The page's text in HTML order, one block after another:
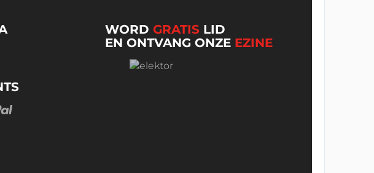
WORDGRATIS LID
EN ONTVANG ONZE EZINE